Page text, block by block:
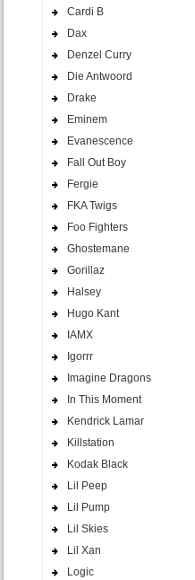
Cardi B
Dax
Denzel Curry
Die Antwoord
Drake
Eminem
Evanescence
Fall Out Boy
Fergie
FKA Twigs
Foo Fighters
Ghostemane
Gorillaz
Halsey
Hugo Kant
IAMX
Igorrr
Imagine Dragons
In This Moment
Kendrick Lamar
Killstation
Kodak Black
Lil Peep
Lil Pump
Lil Skies
Lil Xan
Logic